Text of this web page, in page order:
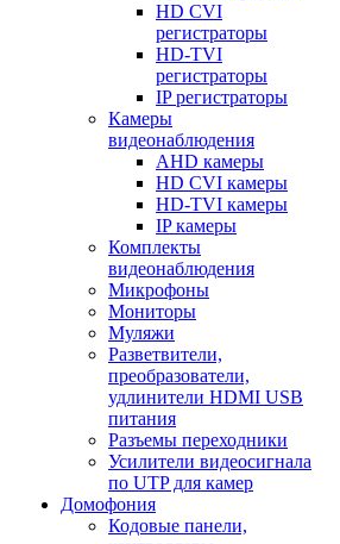
HD CVI
регистраторы
HD-TVI
регистраторы
IP регистраторы
Камеры
видеонаблюдения
AHD камеры
HD CVI камеры
HD-TVI камеры
IP камеры
Комплекты
видеонаблюдения
Микрофоны
Мониторы
Муляжи
Разветвители,
преобразователи,
удлинители HDMI USB
питания
Разъемы переходники
Усилители видеосигнала
по UTP для камер
Домофония
Кодовые панели,